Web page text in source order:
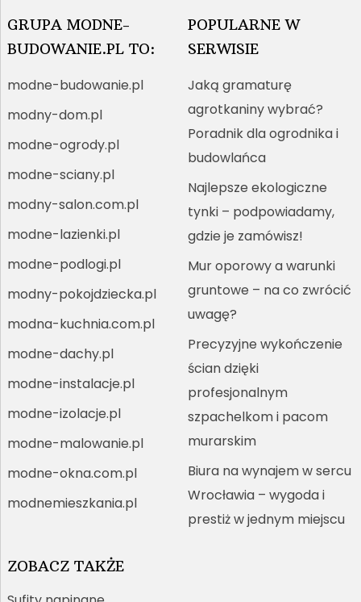
GRUPA MODNE-
BUDOWANIE.PL TO:
modne-budowanie.pl
modny-dom.pl
modne-ogrody.pl
modne-sciany.pl
modny-salon.com.pl
modne-lazienki.pl
modne-podlogi.pl
modny-pokojdziecka.pl
modna-kuchnia.com.pl
modne-dachy.pl
modne-instalacje.pl
modne-izolacje.pl
modne-malowanie.pl
modne-okna.com.pl
modnemieszkania.pl
POPULARNE W
SERWISIE
Jaką gramaturę
agrotkaniny wybrać?
Poradnik dla ogrodnika i
budowlańca
Najlepsze ekologiczne
tynki – podpowiadamy,
gdzie je zamówisz!
Mur oporowy a warunki
gruntowe – na co zwrócić
uwagę?
Precyzyjne wykończenie
ścian dzięki
profesjonalnym
szpachelkom i pacom
murarskim
Biura na wynajem w sercu
Wrocławia – wygoda i
prestiż w jednym miejscu
ZOBACZ TAKŻE